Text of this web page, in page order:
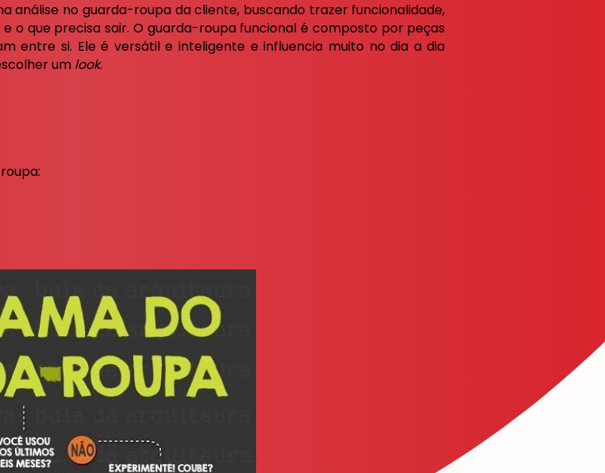
análise no guarda-roupa da cliente, buscando trazer funcionalidade,
o que precisa sair. O guarda-roupa funcional é composto por peças
entre si. Ele é versátil e inteligente e influencia muito no dia a dia
um look.